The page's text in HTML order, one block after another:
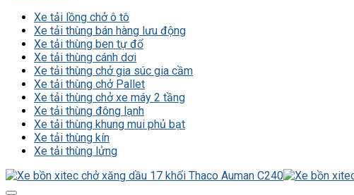
Xe tải lồng chở ô tô
Xe tải thùng bán hàng lưu động
Xe tải thùng ben tự đổ
Xe tải thùng cánh dơi
Xe tải thùng chở gia súc gia cầm
Xe tải thùng chở Pallet
Xe tải thùng chở xe máy 2 tầng
Xe tải thùng đông lạnh
Xe tải thùng khung mui phủ bạt
Xe tải thùng kín
Xe tải thùng lửng